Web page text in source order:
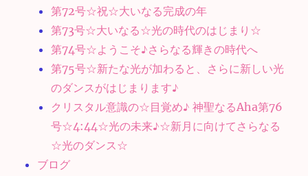
第72号☆祝☆大いなる完成の年
第73号☆大いなる☆光の時代のはじまり☆
第74号☆ようこそ♪さらなる輝きの時代へ
第75号☆新たな光が加わると、さらに新しい光
のダンスがはじまります♪
クリスタル意識の☆目覚め♪ 神聖なるAha第76
号☆4:44☆光の未来♪☆新月に向けてさらなる
☆光のダンス☆
ブログ